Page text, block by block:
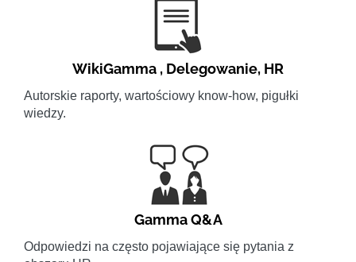
WikiGamma , Delegowanie, HR
Autorskie raporty, wartościowy know-how, pigułki
wiedzy.
Gamma Q&A
Odpowiedzi na często pojawiające się pytania z